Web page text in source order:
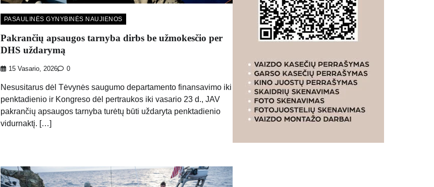
PASAULINĖS GYNYBINĖS NAUJIENOS
Pakrančių apsaugos tarnyba dirbs be užmokesčio per
DHS uždarymą
15 Vasario, 2026 0
Nesusitarus dėl Tėvynės saugumo departamento finansavimo iki
penktadienio ir Kongreso dėl pertraukos iki vasario 23 d., JAV
pakrančių apsaugos tarnyba turėtų būti uždaryta penktadienio
vidurnaktį. […]